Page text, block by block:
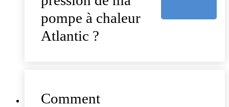
pompe à chaleur
Atlantic ?
Comment